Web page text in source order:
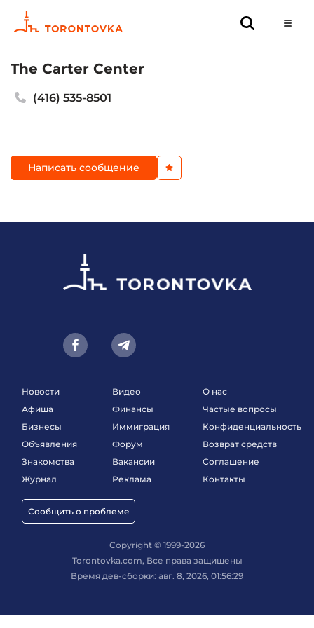
The Carter Center
(416) 535-8501
Написать сообщение
Новости
Афиша
Бизнесы
Объявления
Знакомства
Журнал
Сообщить о проблеме
Видео
Финансы
Иммиграция
Форум
Вакансии
Реклама
О нас
Частые вопросы
Конфиденциальность
Возврат средств
Соглашение
Контакты
Copyright © 1999-2026
Torontovka.com, Все права защищены
Время дев-сборки: авг. 8, 2026, 01:56:29